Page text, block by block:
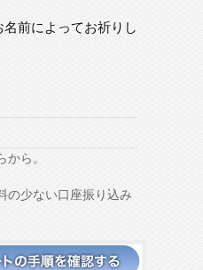
前によってお祈りし
ら。
の少ない口座振り込み